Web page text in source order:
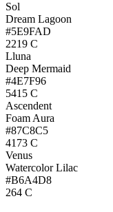
Sol
Dream Lagoon
#5E9FAD
2219 C
Lluna
Deep Mermaid
#4E7F96
5415 C
Ascendent
Foam Aura
#87C8C5
4173 C
Venus
Watercolor Lilac
#B6A4D8
264 C